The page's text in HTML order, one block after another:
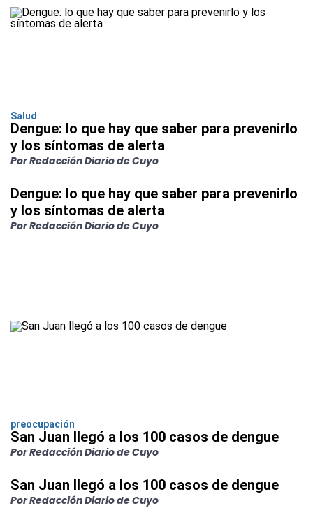
Salud
Dengue: lo que hay que saber para prevenirlo
y los síntomas de alerta
Por Redacción Diario de Cuyo
Dengue: lo que hay que saber para prevenirlo
y los síntomas de alerta
Por Redacción Diario de Cuyo
preocupación
San Juan llegó a los 100 casos de dengue
Por Redacción Diario de Cuyo
San Juan llegó a los 100 casos de dengue
Por Redacción Diario de Cuyo